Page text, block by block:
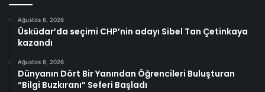
Ağustos 6, 2026
Üsküdar’da seçimi CHP’nin adayı Sibel Tan Çetinkaya
kazandı
Ağustos 6, 2026
Dünyanın Dört Bir Yanından Öğrencileri Buluşturan
“Bilgi Buzkıranı” Seferi Başladı